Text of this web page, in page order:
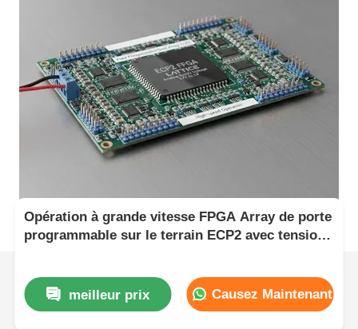
Opération à grande vitesse FPGA Array de porte
programmable sur le terrain ECP2 avec tension
meilleur prix Causez Maintenant